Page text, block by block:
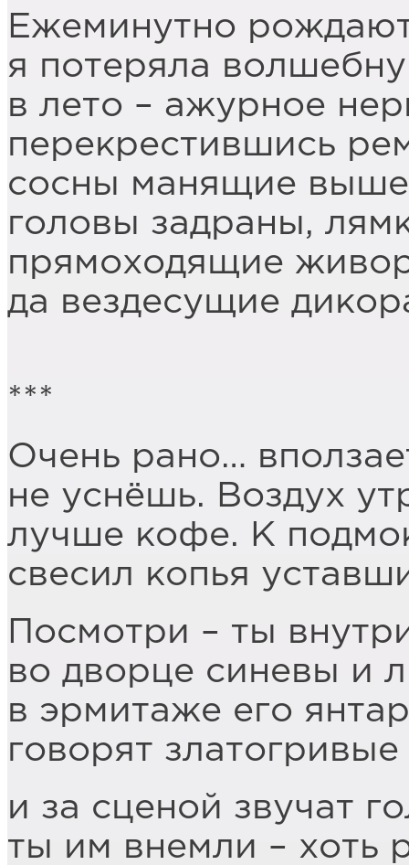
Ежеминутно
я потеряла
в лето – ажурное
перекрестившись
сосны манящие
головы задраны,
прямоходящие
да вездесущие
***
Очень рано…
не уснёшь. Воздух
лучше кофе. К
свесил копья
Посмотри – ты
во дворце синевы и
в эрмитаже его
говорят
и за сценой звучат
ты им внемли – хоть